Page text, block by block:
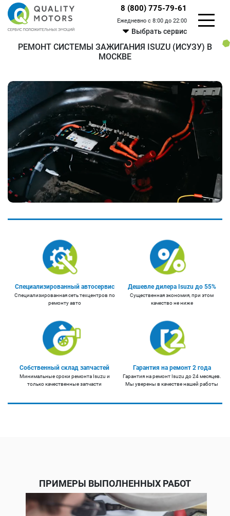
8 (800) 775-79-61
Ежедневно с 8:00 до 22:00
Выбрать сервис
РЕМОНТ СИСТЕМЫ ЗАЖИГАНИЯ ISUZU (ИСУЗУ) В
МОСКВЕ
Специализированный автосервис
Специализированная сеть техцентров по
ремонту авто
Дешевле дилера Isuzu до 55%
Существенная экономия, при этом
качество не ниже
Собственный склад запчастей
Минимальные сроки ремонта Isuzu и
только качественные запчасти
Гарантия на ремонт 2 года
Гарантия на ремонт Isuzu до 24 месяцев.
Мы уверены в качестве нашей работы
ПРИМЕРЫ ВЫПОЛНЕННЫХ РАБОТ